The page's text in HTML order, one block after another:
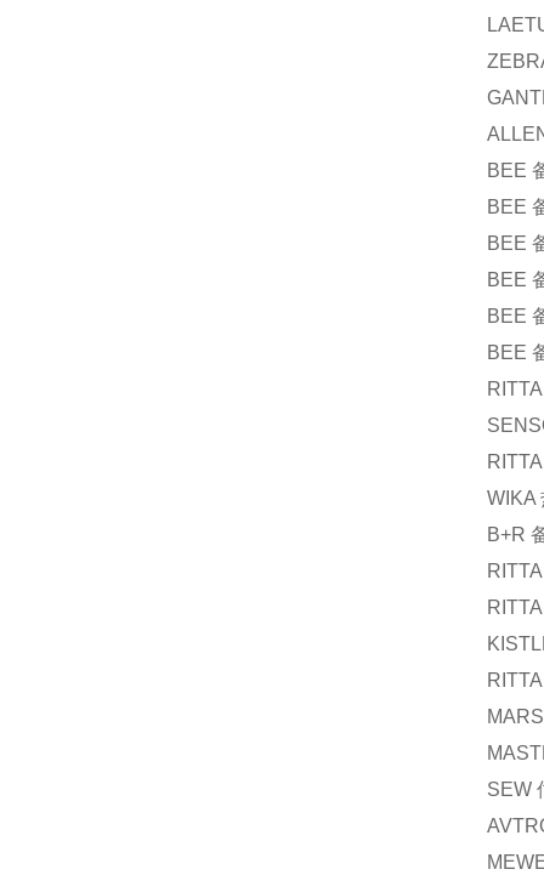
BEE
BEE
BEE
BEE
BEE
BEE
WIKA
B+R
SEW